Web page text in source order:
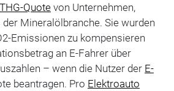
THG-Quotevon Unternehmen,
Mineralölbranche. Sie wurden
Emissionen zu kompensieren
an E-Fahrer über
– wenn die Nutzer der E-
beantragen. Pro Elektroauto